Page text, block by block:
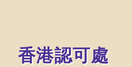
香港認可處